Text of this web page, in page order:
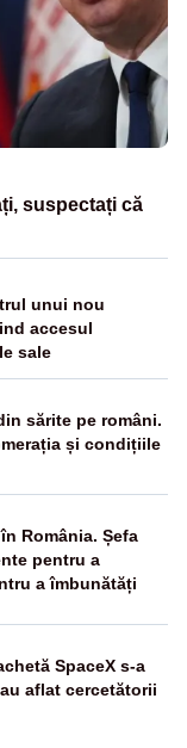
suspectați că
unui nou
accesul
sale
sărite pe români.
și condițiile
România. Șefa
pentru a
a îmbunătăți
SpaceX s-a
aflat cercetătorii